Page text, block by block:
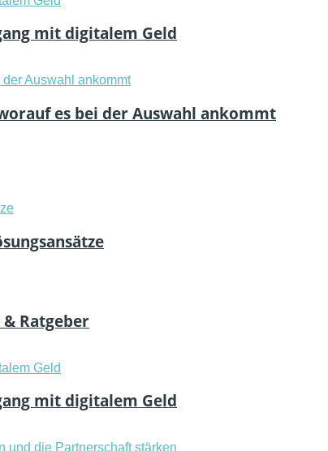
mit digitalem Geld
es bei der Auswahl ankommt
Ratgeber
mit digitalem Geld